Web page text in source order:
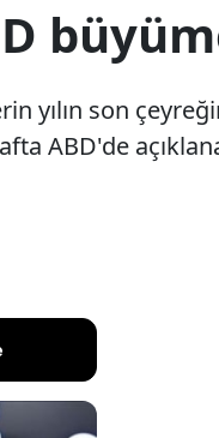
yılın son
ABD'de